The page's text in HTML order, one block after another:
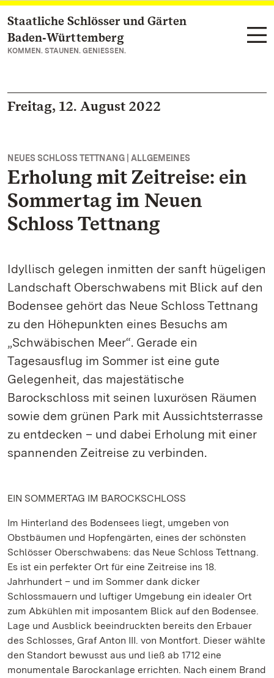
Zum Hauptinhalt springen
Staatliche Schlösser und Gärten
Baden‑Württemberg
KOMMEN. STAUNEN. GENIESSEN.
Freitag, 12. August 2022
NEUES SCHLOSS TETTNANG | ALLGEMEINES
Erholung mit Zeitreise: ein
Sommertag im Neuen
Schloss Tettnang
Idyllisch gelegen inmitten der sanft hügeligen
Landschaft Oberschwabens mit Blick auf den
Bodensee gehört das Neue Schloss Tettnang
zu den Höhepunkten eines Besuchs am
„Schwäbischen Meer“. Gerade ein
Tagesausflug im Sommer ist eine gute
Gelegenheit, das majestätische
Barockschloss mit seinen luxurösen Räumen
sowie dem grünen Park mit Aussichtsterrasse
zu entdecken – und dabei Erholung mit einer
spannenden Zeitreise zu verbinden.
EIN SOMMERTAG IM BAROCKSCHLOSS
Im Hinterland des Bodensees liegt, umgeben von
Obstbäumen und Hopfengärten, eines der schönsten
Schlösser Oberschwabens: das Neue Schloss Tettnang.
Es ist ein perfekter Ort für eine Zeitreise ins 18.
Jahrhundert – und im Sommer dank dicker
Schlossmauern und luftiger Umgebung ein idealer Ort
zum Abkühlen mit imposantem Blick auf den Bodensee.
Lage und Ausblick beeindruckten bereits den Erbauer
des Schlosses, Graf Anton III. von Montfort. Dieser wählte
den Standort bewusst aus und ließ ab 1712 eine
monumentale Barockanlage errichten. Nach einem Brand